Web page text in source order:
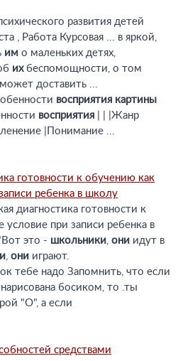
развития детей
, Работа Курсовая ... в яркой,
им о маленьких детях,
ихбеспомощности, о том
может доставить ...
восприятия картины
восприятия | | |Жанр
|Понимание ...
готовности к обучению как
ребенка в школу
диагностика готовности к
при записи ребенка в
это - школьники, они идут в
, они играют.
тебе надо Запомнить, что если
босиком, то .ты
"О", а если
средствами